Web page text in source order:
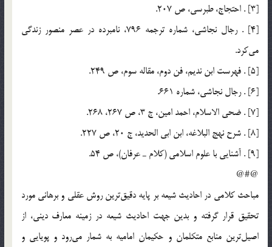
[3] . احتجاج، طبرسي، ص 207.
[4] . رجال نجاشي، شماره ترجمه 796، نامبرده در عصر منصور زندگي
مي‌كرد.
[5] . فهرست ابن نديم، فن دوم، مقاله سوم، ص 249.
[6] . رجال نجاشي، شماره 661.
[7] . ضحي الاسلام، احمد امين، ج 3، ص 267، 268.
[8] . شرح نهج البلاغه، ابن ابي الحديد، ج 20، ص 227.
[9] . آشنايي با علوم اسلامي (كلام ـ عرفان)، ص 54.
@#@
مباحث كلامي در احاديث شيعه بر پايه دقيق‌ترين روش عقلي و برهاني مورد
تحقيق قرار گرفته و بدين جهت احاديث شيعه در زمينه معارف ديني، از
اصيل‌ترين منابع متكلمان و حكيمان اماميه به شمار مي‌رود و پويايي و